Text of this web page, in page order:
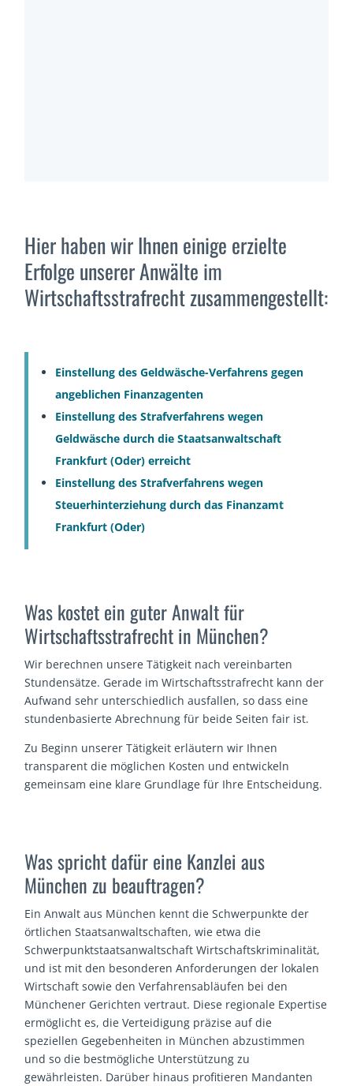
Hier haben wir Ihnen einige erzielte
Erfolge unserer Anwälte im
Wirtschaftsstrafrecht zusammengestellt:
Einstellung des Geldwäsche-Verfahrens gegen
angeblichen Finanzagenten
Einstellung des Strafverfahrens wegen
Geldwäsche durch die Staatsanwaltschaft
Frankfurt (Oder) erreicht
Einstellung des Strafverfahrens wegen
Steuerhinterziehung durch das Finanzamt
Frankfurt (Oder)
Was kostet ein guter Anwalt für
Wirtschaftsstrafrecht in München?
Wir berechnen unsere Tätigkeit nach vereinbarten
Stundensätze. Gerade im Wirtschaftsstrafrecht kann der
Aufwand sehr unterschiedlich ausfallen, so dass eine
stundenbasierte Abrechnung für beide Seiten fair ist.
Zu Beginn unserer Tätigkeit erläutern wir Ihnen
transparent die möglichen Kosten und entwickeln
gemeinsam eine klare Grundlage für Ihre Entscheidung.
Was spricht dafür eine Kanzlei aus
München zu beauftragen?
Ein Anwalt aus München kennt die Schwerpunkte der
örtlichen Staatsanwaltschaften, wie etwa die
Schwerpunktstaatsanwaltschaft Wirtschaftskriminalität,
und ist mit den besonderen Anforderungen der lokalen
Wirtschaft sowie den Verfahrensabläufen bei den
Münchener Gerichten vertraut. Diese regionale Expertise
ermöglicht es, die Verteidigung präzise auf die
speziellen Gegebenheiten in München abzustimmen
und so die bestmögliche Unterstützung zu
gewährleisten. Darüber hinaus profitieren Mandanten